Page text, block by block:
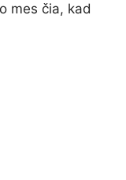
mes čia, kad